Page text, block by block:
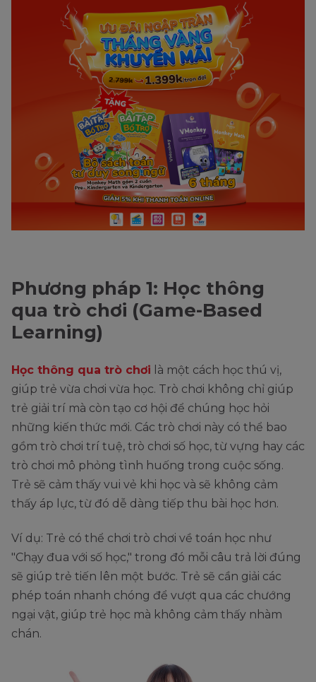
Phương pháp 1: Học thông
qua trò chơi (Game-Based
Learning)
Học thông qua trò chơi là một cách học thú vị,
giúp trẻ vừa chơi vừa học. Trò chơi không chỉ giúp
trẻ giải trí mà còn tạo cơ hội để chúng học hỏi
những kiến thức mới. Các trò chơi này có thể bao
gồm trò chơi trí tuệ, trò chơi số học, từ vựng hay các
trò chơi mô phỏng tình huống trong cuộc sống.
Trẻ sẽ cảm thấy vui vẻ khi học và sẽ không cảm
thấy áp lực, từ đó dễ dàng tiếp thu bài học hơn.
Ví dụ: Trẻ có thể chơi trò chơi về toán học như
"Chạy đua với số học," trong đó mỗi câu trả lời đúng
sẽ giúp trẻ tiến lên một bước. Trẻ sẽ cần giải các
phép toán nhanh chóng để vượt qua các chướng
ngại vật, giúp trẻ học mà không cảm thấy nhàm
chán.